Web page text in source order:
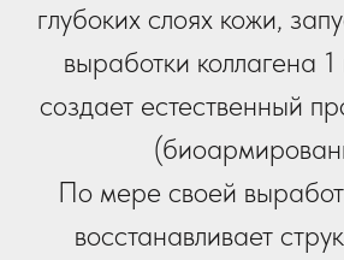
глубоких слоях кожи,
выработки коллагена
создает естественный
По мере своей
восстанавливает